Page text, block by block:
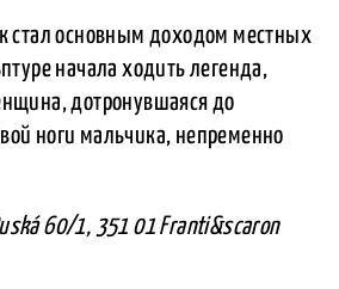
стал основным доходом местных
начала ходить легенда,
дотронувшаяся до
ноги мальчика, непременно
60/1, 351 01 Franti&scaron